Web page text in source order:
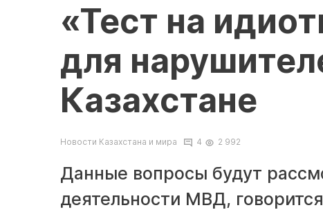
«Тест на
для
Казахстане
Новости Казахстана и мира 4 2 992
Данные вопросы будут
деятельности МВД,